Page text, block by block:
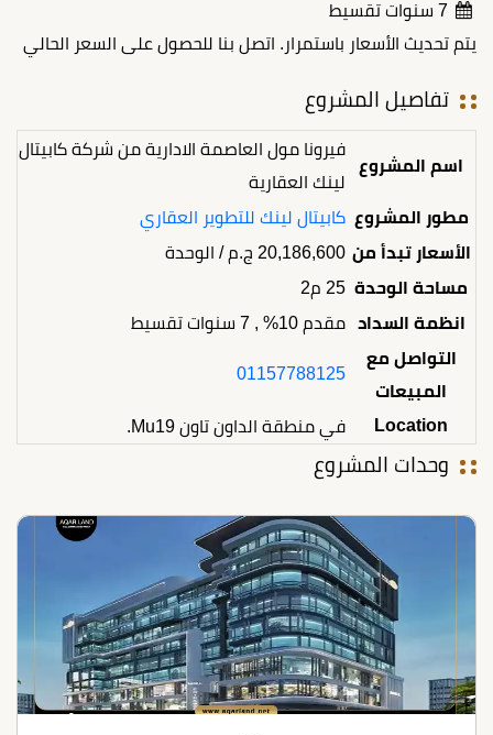
7 سنوات تقسيط
يتم تحديث الأسعار باستمرار. اتصل بنا للحصول على السعر الحالي
تفاصيل المشروع
اسم المشروع
فيرونا مول العاصمة الادارية من شركة كابيتال
لينك العقارية
مطور المشروع كابيتال لينك للتطوير العقاري
الأسعار تبدأ من 20,186,600 ج.م / الوحدة
مساحة الوحدة 25 م2
انظمة السداد
مقدم 10% , 7 سنوات تقسيط
التواصل مع
المبيعات
01157788125
Location في منطقة الداون تاون Mu19.
وحدات المشروع